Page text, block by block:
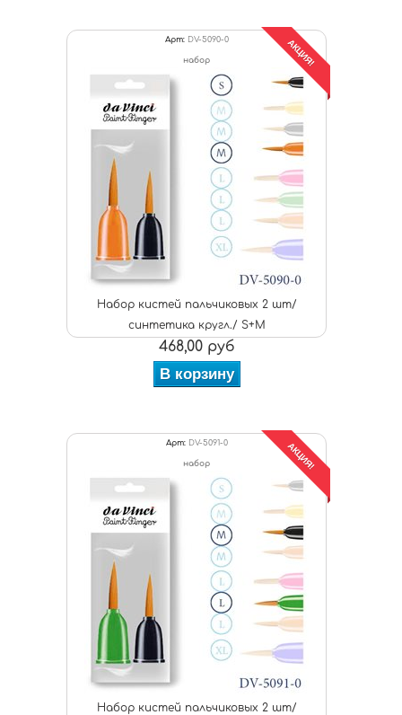
Арт: DV-5090-0
набор
Набор кистей пальчиковых 2 шт/
синтетика кругл./ S+M
АКЦИЯ!
468,00 руб
В корзину
Арт: DV-5091-0
набор
Набор кистей пальчиковых 2 шт/
АКЦИЯ!